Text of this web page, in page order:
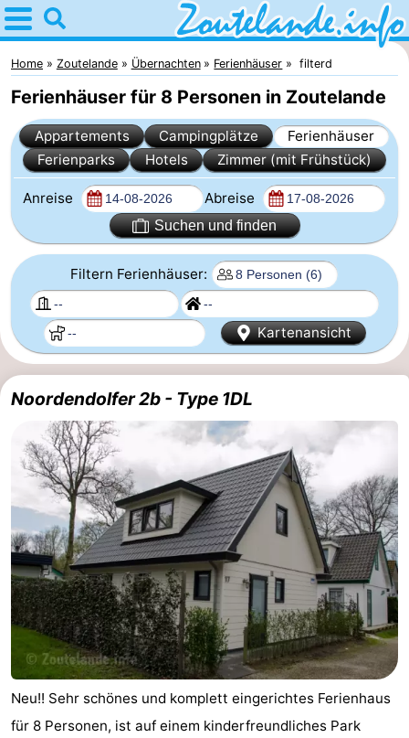
Home
Zoutelande
Tipps
Für
Webcam
Langstraat
Webcam
Strand
Übernachten
Appartements
-
Aparthotel
Zoutelande
Duinflat
Duinoord
Duinweg
18
-
Kurhaus
-
Residentie
Soutelande
Campingplätze
Ferienhäuser
-
Home Zoutelande Übernachten Ferienhäuser filterd
Ferienhäuser für 8 Personen in Zoutelande
Appartements Campingplätze
Ferienhäuser
Ferienparks
Hotels Zimmer (mit Frühstück)
Anreise Abreise
Suchen und finden
Filtern Ferienhäuser:
Kartenansicht
Noordendolfer 2b - Type 1DL
Neu!! Sehr schönes und komplett eingerichtes Ferienhaus
für 8 Personen, ist auf einem kinderfreundliches Park